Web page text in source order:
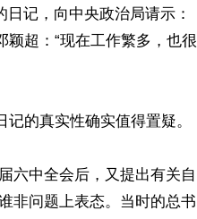
记，向中央政治局请示：
颖超：“现在工作繁多，也很
的真实性确实值得置疑。
六中全会后，又提出有关自
非问题上表态。当时的总书